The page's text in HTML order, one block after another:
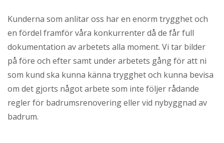
Kunderna som anlitar oss har en enorm trygghet och
en fördel framför våra konkurrenter då de får full
dokumentation av arbetets alla moment. Vi tar bilder
på före och efter samt under arbetets gång för att ni
som kund ska kunna känna trygghet och kunna bevisa
om det gjorts något arbete som inte följer rådande
regler för badrumsrenovering eller vid nybyggnad av
badrum.